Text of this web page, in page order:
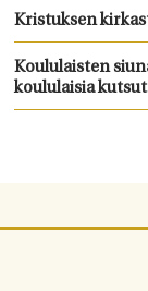
Kristuksen
Koululaisten
koululaisia